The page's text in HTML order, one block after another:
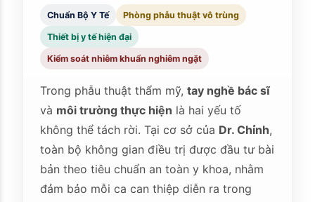
Chuẩn Bộ Y Tế Phòng phẫu thuật vô trùng
Thiết bị y tế hiện đại
Kiểm soát nhiễm khuẩn nghiêm ngặt
Trong phẫu thuật thẩm mỹ,tay nghề bác sĩ
và môi trường thực hiện là hai yếu tố
không thể tách rời. Tại cơ sở của Dr. Chỉnh,
toàn bộ không gian điều trị được đầu tư bài
bản theo tiêu chuẩn an toàn y khoa, nhằm
đảm bảo mỗi ca can thiệp diễn ra trong